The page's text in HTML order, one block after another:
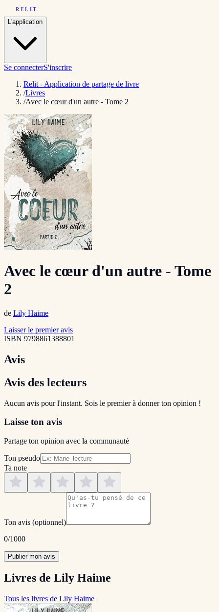
RELIT
L'application
Se connecterS'inscrire
Relit - Application de partage de livre
/Livres
/Avec le cœur d'un autre - Tome 2
Avec le cœur d'un autre - Tome
2
de Lily Haime
Laisser le premier avis
ISBN 9798861388801
Avis
Avis des lecteurs
Aucun avis pour l'instant. Sois le premier à donner ton opinion !
Laisse ton avis
Partage ton opinion avec la communauté
Ton pseudo
Ta note
Ton avis (optionnel)
0/1000
Publier mon avis
Livres de Lily Haime
Tous les livres de Lily Haime